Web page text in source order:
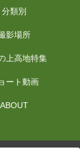
分類別
影場所
上高地特集
ート動画
ABOUT